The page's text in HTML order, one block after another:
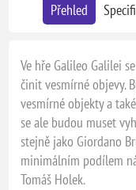
Přehled
Ve hře Galileo Galilei
činit vesmírné objevy.
vesmírné objekty a
se ale budou muset
stejně jako Giordano
minimálním podílem
Tomáš Holek.